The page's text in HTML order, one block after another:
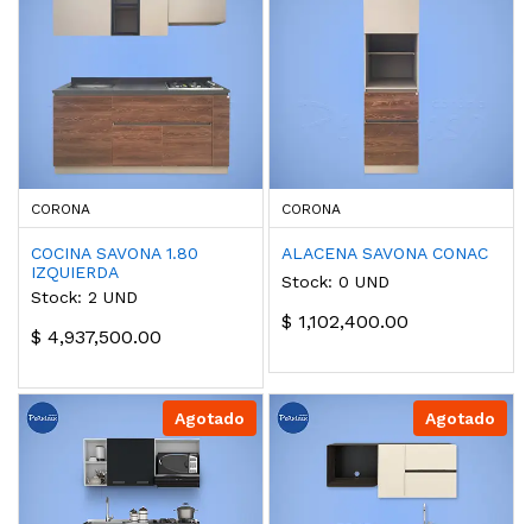
CORONA
COCINA SAVONA 1.80
IZQUIERDA
Stock: 2 UND
$ 4,937,500.00
CORONA
ALACENA SAVONA CONAC
Stock: 0 UND
$ 1,102,400.00
Agotado Agotado